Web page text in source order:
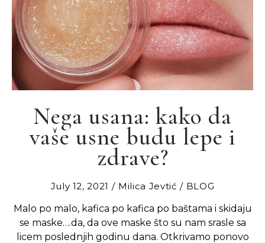
Nega usana: kako da
vaše usne budu lepe i
zdrave?
July 12, 2021 Milica Jevtić
BLOG
Malo po malo, kafica po kafica po baštama i skidaju
se maske….da, da ove maske što su nam srasle sa
licem poslednjih godinu dana. Otkrivamo ponovo